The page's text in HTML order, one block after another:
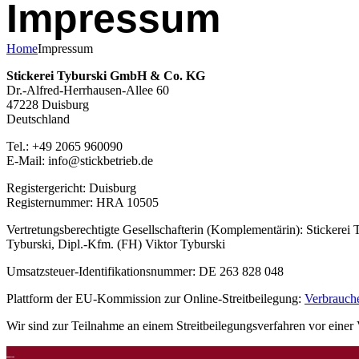
Impressum
HomeImpressum
Stickerei Tyburski GmbH & Co. KG
Dr.-Alfred-Herrhausen-Allee 60
47228 Duisburg
Deutschland
Tel.: +49 2065 960090
E-Mail: info@stickbetrieb.de
Registergericht: Duisburg
Registernummer: HRA 10505
Vertretungsberechtigte Gesellschafterin (Komplementärin):
Tyburski, Dipl.-Kfm. (FH) Viktor Tyburski
Umsatzsteuer-Identifikationsnummer: DE 263 828 048
Plattform der EU-Kommission zur Online-Streitbeilegung:
Wir sind zur Teilnahme an einem Streitbeilegungsverfahren vor